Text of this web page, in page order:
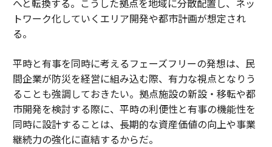
トワーク化していくエリア開発や都市計画が想定され
る。
平時と有事を同時に考えるフェーズフリーの発想は、民
間企業が防災を経営に組み込む際、有力な視点となりう
ることも強調しておきたい。拠点施設の新設・移転や都
市開発を検討する際に、平時の利便性と有事の機能性を
同時に設計することは、長期的な資産価値の向上や事業
継続力の強化に直結するからだ。